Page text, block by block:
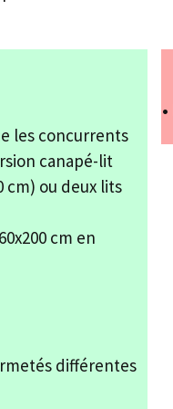
les concurrents
canapé-lit
cm) ou deux lits
cm en
différentes
•